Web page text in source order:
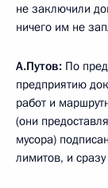
не заключили
ничего им не
А.Путов: По
предприятию
работ и
(они
мусора)
лимитов, и